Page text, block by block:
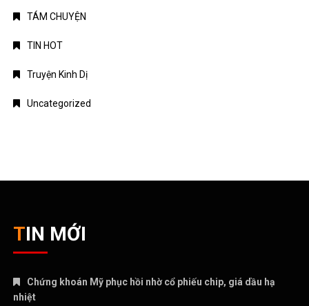
TÁM CHUYỆN
TIN HOT
Truyện Kinh Dị
Uncategorized
TIN MỚI
Chứng khoán Mỹ phục hồi nhờ cổ phiếu chip, giá dầu hạ
nhiệt